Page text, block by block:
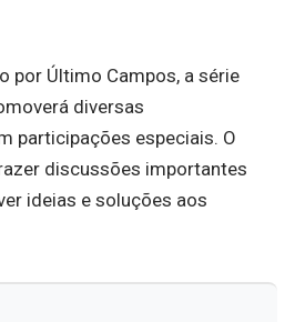
por Último Campos, a série
diversas
participações especiais. O
discussões importantes
ideias e soluções aos